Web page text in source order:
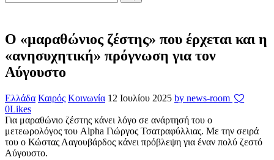
Ο «μαραθώνιος ζέστης» που έρχεται και η
«ανησυχητική» πρόγνωση για τον
Αύγουστο
Ελλάδα Καιρός Κοινωνία 12 Ιουλίου 2025 by news-room
0Likes
Για μαραθώνιο ζέστης κάνει λόγο σε ανάρτησή του ο
μετεωρολόγος του Alpha Γιώργος Τσατραφύλλιας. Με την σειρά
του ο Κώστας Λαγουβάρδος κάνει πρόβλεψη για έναν πολύ ζεστό
Αύγουστο.